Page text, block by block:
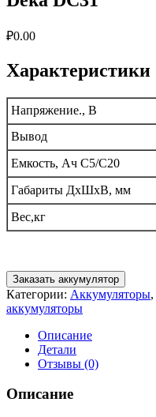
₽0.00
Характеристики
Напряжение., В
Вывод
Емкость, Ач C5/C20
Габариты ДxШxВ, мм
Вес,кг
Заказать аккумулятор
Категории: Аккумуляторы,
аккумуляторы
Описание
Детали
Отзывы (0)
Описание